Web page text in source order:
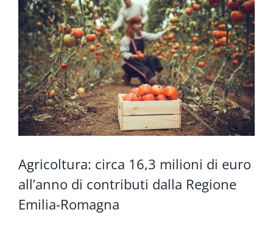
Agricoltura: circa 16,3 milioni di euro
all’anno di contributi dalla Regione
Emilia-Romagna